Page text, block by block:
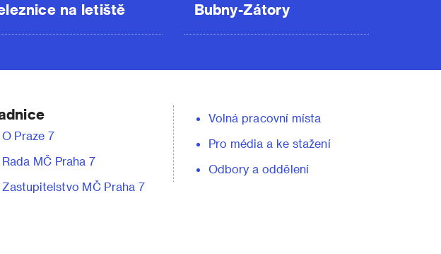
na letiště Bubny-Zátory
O Praze 7
Rada MČ Praha 7
Zastupitelstvo MČ Praha 7
Volná pracovní místa
Pro média a ke stažení
Odbory a oddělení